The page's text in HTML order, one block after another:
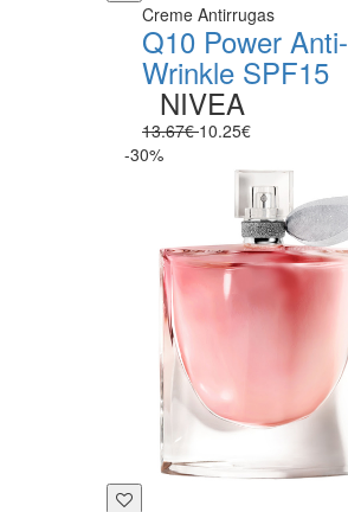
Creme Antirrugas
Q10 Power Anti-
Wrinkle SPF15
NIVEA
13.67€10.25€
-30%